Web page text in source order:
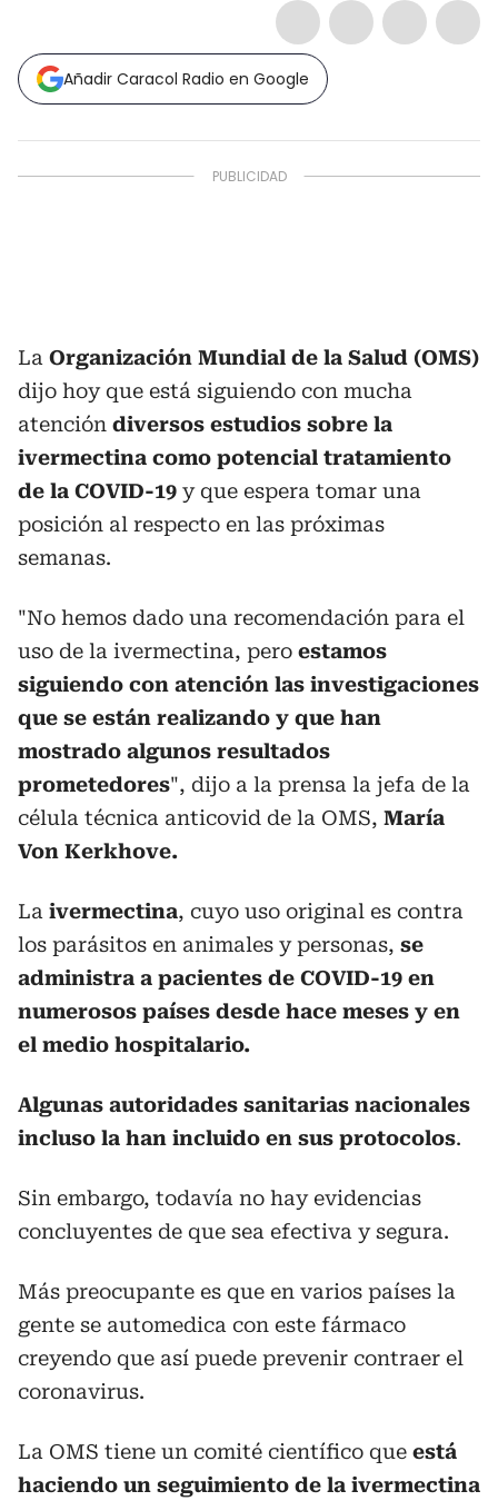
Añadir Caracol Radio en Google
La Organización Mundial de la Salud (OMS)
dijo hoy que está siguiendo con mucha
atención diversos estudios sobre la
ivermectina como potencial tratamiento
de la COVID-19 y que espera tomar una
posición al respecto en las próximas
semanas.
"No hemos dado una recomendación para el
uso de la ivermectina, pero estamos
siguiendo con atención las investigaciones
que se están realizando y que han
mostrado algunos resultados
prometedores", dijo a la prensa la jefa de la
célula técnica anticovid de la OMS, María
Von Kerkhove.
La ivermectina, cuyo uso original es contra
los parásitos en animales y personas, se
administra a pacientes de COVID-19 en
numerosos países desde hace meses y en
el medio hospitalario.
Algunas autoridades sanitarias nacionales
incluso la han incluido en sus protocolos.
Sin embargo, todavía no hay evidencias
concluyentes de que sea efectiva y segura.
Más preocupante es que en varios países la
gente se automedica con este fármaco
creyendo que así puede prevenir contraer el
coronavirus.
La OMS tiene un comité científico que está
haciendo un seguimiento de la ivermectina